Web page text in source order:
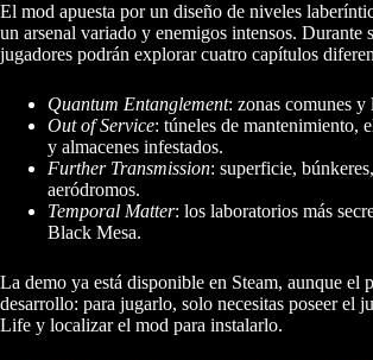
El mod apuesta por un diseño de niveles
un arsenal variado y enemigos intensos. Durante
jugadores podrán explorar cuatro capítulos
Quantum Entanglement: zonas comunes y
Out of Service: túneles de mantenimiento,
y almacenes infestados.
Further Transmission: superficie,
aeródromos.
Temporal Matter: los laboratorios más
Black Mesa.
La demo ya está disponible en Steam, aunque el
desarrollo: para jugarlo, solo necesitas poseer el
Life y localizar el mod para instalarlo.